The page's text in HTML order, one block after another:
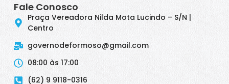
Fale Conosco
Praça Vereadora Nilda Mota Lucindo – S/N |
Centro
governodeformoso@gmail.com
08:00 às 17:00
(62) 9 9118-0316